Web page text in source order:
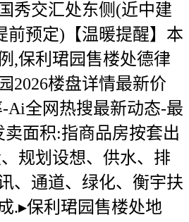
秀交汇处东侧(近中建
前预定)【温暖提醒】本
,保利珺园售楼处德律
2026楼盘详情最新价
Ai全网热搜最新动态-最
面积:指商品房按套出
规划设想、供水、排
、通道、绿化、衡宇扶
.▸保利珺园售楼处地